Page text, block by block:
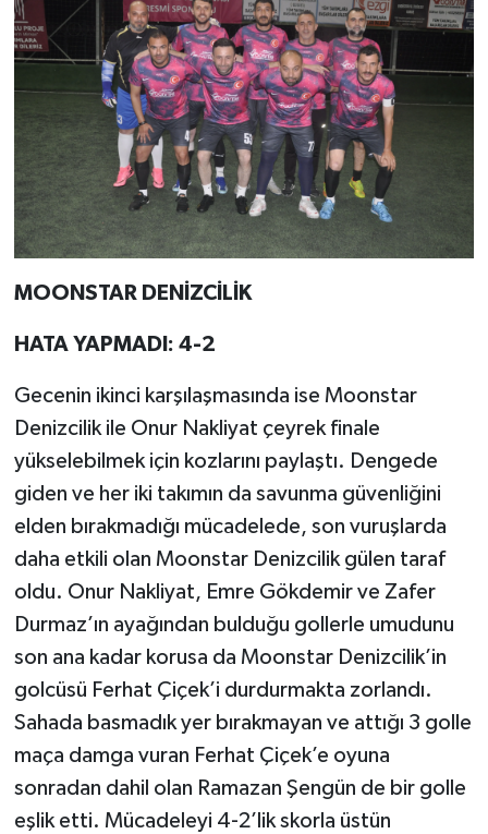
MOONSTAR DENİZCİLİK
HATA YAPMADI: 4-2
Gecenin ikinci karşılaşmasında ise Moonstar
Denizcilik ile Onur Nakliyat çeyrek finale
yükselebilmek için kozlarını paylaştı. Dengede
giden ve her iki takımın da savunma güvenliğini
elden bırakmadığı mücadelede, son vuruşlarda
daha etkili olan Moonstar Denizcilik gülen taraf
oldu. Onur Nakliyat, Emre Gökdemir ve Zafer
Durmaz’ın ayağından bulduğu gollerle umudunu
son ana kadar korusa da Moonstar Denizcilik’in
golcüsü Ferhat Çiçek’i durdurmakta zorlandı.
Sahada basmadık yer bırakmayan ve attığı 3 golle
maça damga vuran Ferhat Çiçek’e oyuna
sonradan dahil olan Ramazan Şengün de bir golle
eşlik etti. Mücadeleyi 4-2’lik skorla üstün